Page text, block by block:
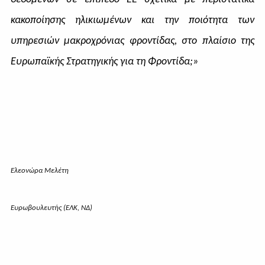
κακοποίησης ηλικιωμένων και την ποιότητα των
υπηρεσιών μακροχρόνιας φροντίδας, στο πλαίσιο της
Ευρωπαϊκής Στρατηγικής για τη Φροντίδα;»
Ελεονώρα Μελέτη
Ευρωβουλευτής (ΕΛΚ, ΝΔ)